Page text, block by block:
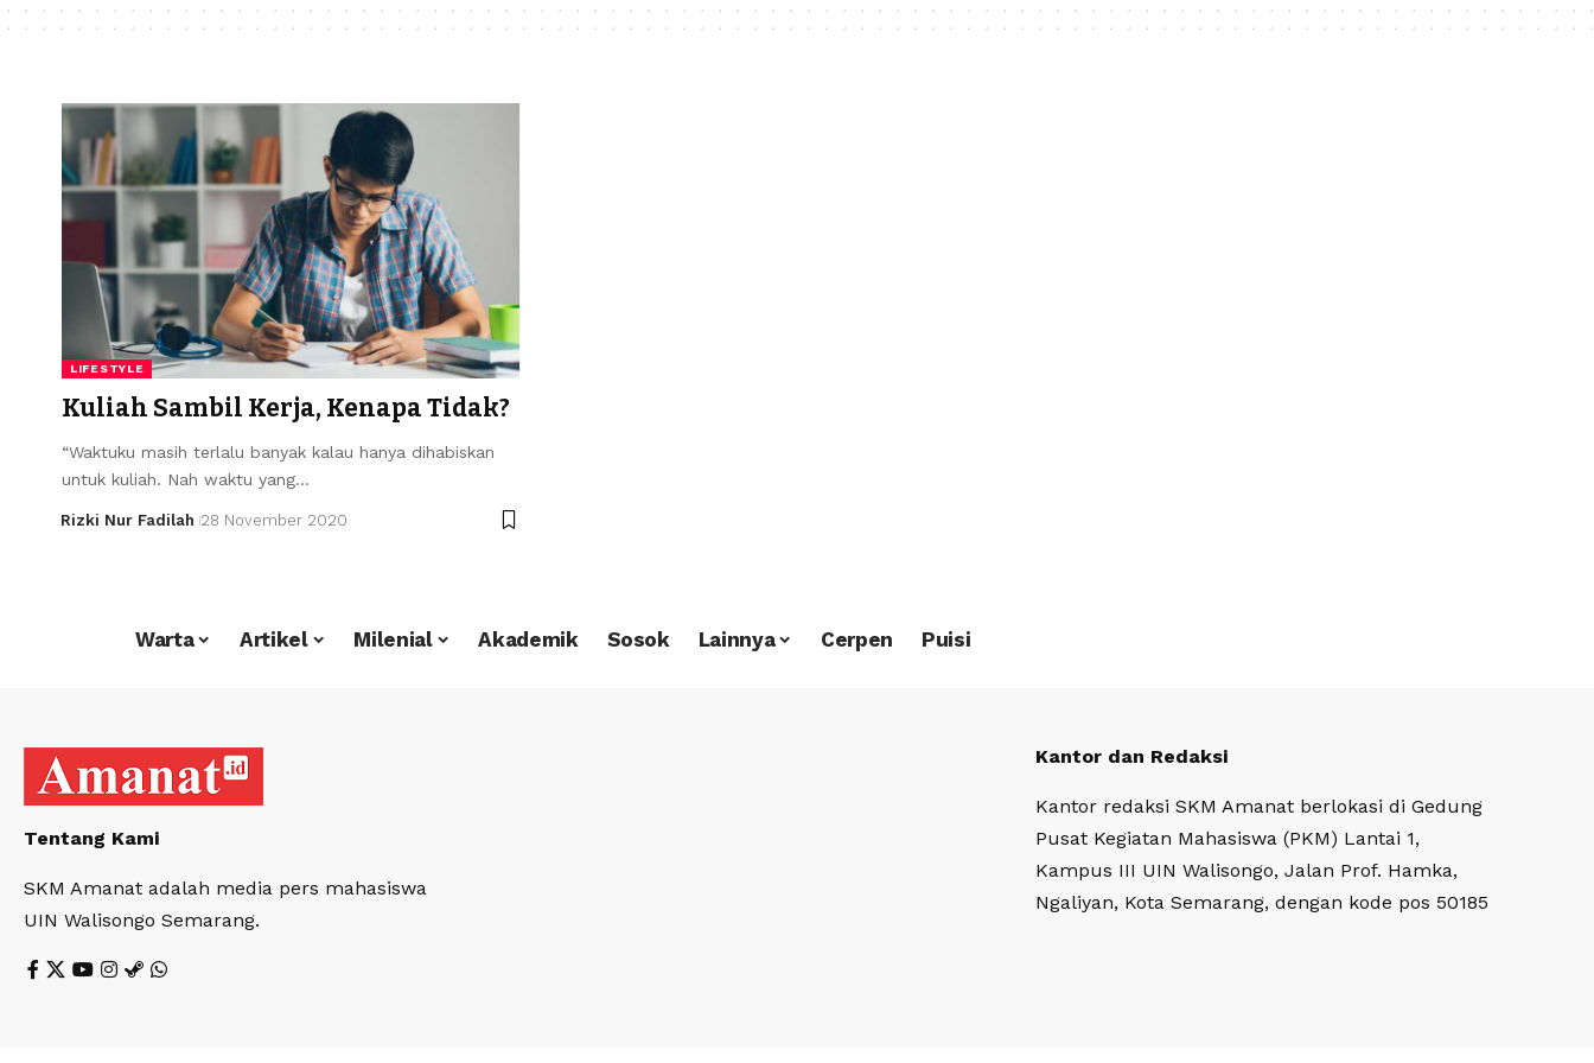
LIFESTYLE
Kuliah Sambil Kerja, Kenapa Tidak?
“Waktuku masih terlalu banyak kalau hanya dihabiskan
untuk kuliah. Nah waktu yang…
Rizki Nur Fadilah 28 November 2020
Warta Artikel Milenial Akademik Sosok Lainnya Cerpen Puisi
Tentang Kami
SKM Amanat adalah media pers mahasiswa
UIN Walisongo Semarang.
Kantor dan Redaksi
Kantor redaksi SKM Amanat berlokasi di Gedung
Pusat Kegiatan Mahasiswa (PKM) Lantai 1,
Kampus III UIN Walisongo, Jalan Prof. Hamka,
Ngaliyan, Kota Semarang, dengan kode pos 50185